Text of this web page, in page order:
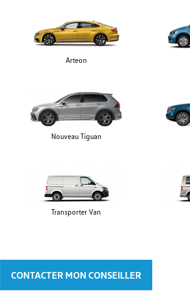
Arteon
Nouveau Tiguan
Transporter Van
CONTACTER MON CONSEILLER